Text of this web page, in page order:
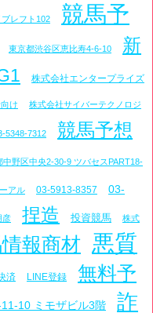
レフト102
競馬予
東京都渋谷区恵比寿4-6-10
新
株式会社エンタープライズ
け 株式会社サイバーテクノロジ
5348-7312
競馬予想
中野区中央2-30-9 ツバセスPART18-
アル 03-5913-8357 03-
彦 捏造 投資競馬 株式
報商材 悪質
済 LINE登録
無料予
10 ミモザビル3階 詐